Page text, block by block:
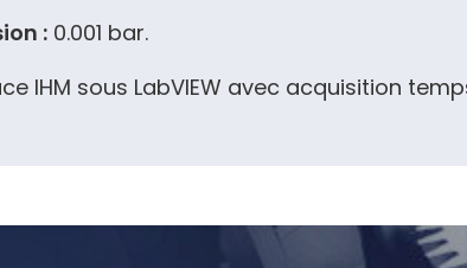
:0.001 bar.
IHM sous LabVIEW avec acquisition